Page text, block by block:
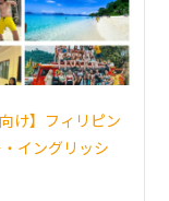
け】フィリピン
イングリッシ